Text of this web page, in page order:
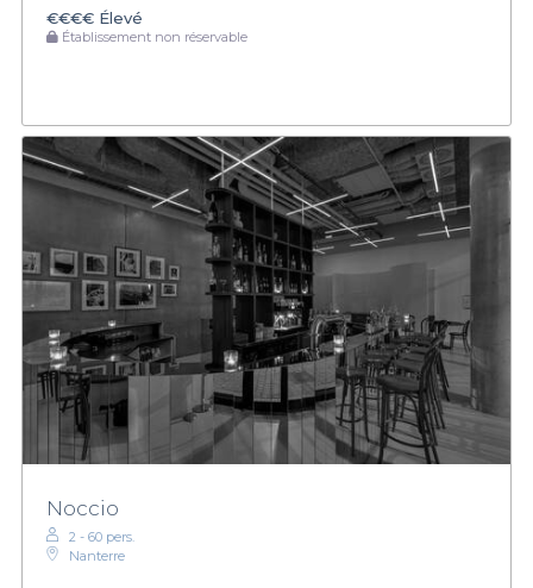
€€€€ Élevé
Établissement non réservable
Noccio
2 - 60 pers.
Nanterre